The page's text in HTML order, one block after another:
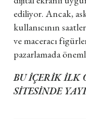
ediliyor. Ancak,
kullanıcının
ve maceracı
pazarlamada
BU İÇERİK İLK
SİTESİNDE